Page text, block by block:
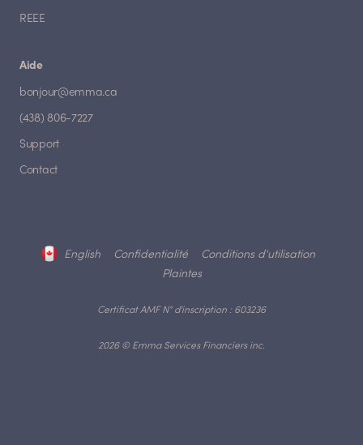
REEE
Aide
bonjour@emma.ca
(438) 806-7227
Support
Contact
2026 © Emma Services Financiers inc.
Certificat AMF N° d'inscription : 603236
English Confidentialité
Conditions d'utilisation
Plaintes